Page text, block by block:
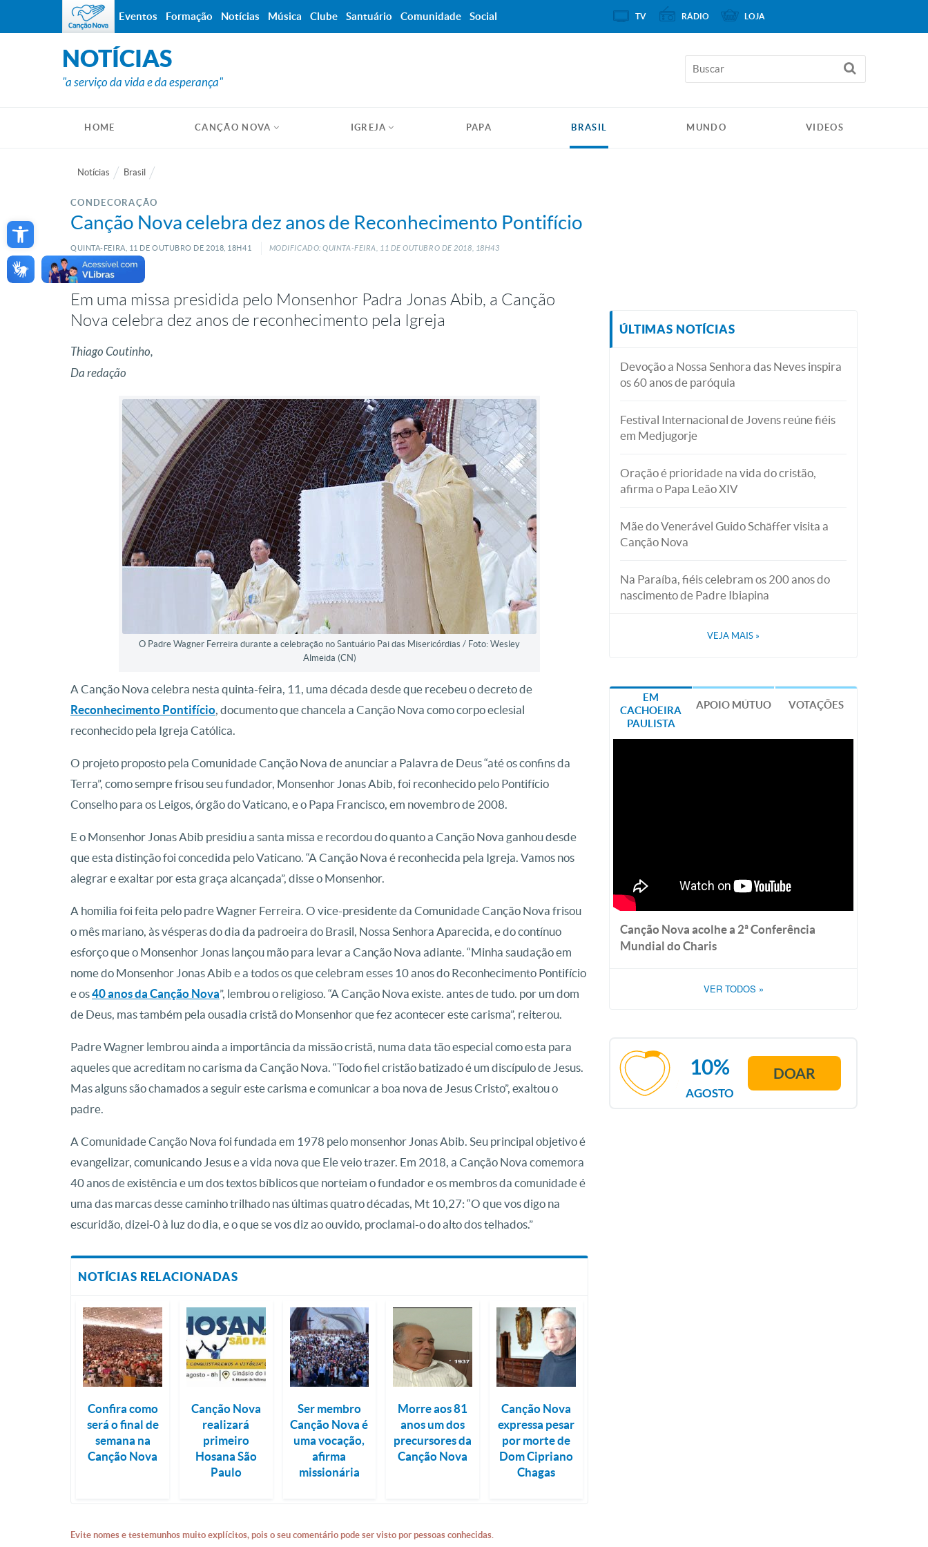
Open toolbar
NOTÍCIAS
"a serviço da vida e da esperança"
HOME CANÇÃO NOVA IGREJA PAPA BRASIL MUNDO VIDEOS
Notícias Brasil
CONDECORAÇÃO
Canção Nova celebra dez anos de Reconhecimento Pontifício
QUINTA-FEIRA, 11 DE OUTUBRO DE 2018, 18H41 MODIFICADO: QUINTA-FEIRA, 11 DEOUTUBRO DE2018, 18H43
Em uma missa presidida pelo Monsenhor Padra Jonas Abib, a Canção
Nova celebra dez anos de reconhecimento pela Igreja
Thiago Coutinho,
Da redação
O Padre Wagner Ferreira durante a celebração no Santuário Pai das Misericórdias / Foto: Wesley
Almeida (CN)
A Canção Nova celebra nesta quinta-feira, 11, uma década desde que recebeu o decreto de
Reconhecimento Pontifício, documento que chancela a Canção Nova como corpo eclesial
reconhecido pela Igreja Católica.
O projeto proposto pela Comunidade Canção Nova de anunciar a Palavra de Deus “até os confins da
Terra”, como sempre frisou seu fundador, Monsenhor Jonas Abib, foi reconhecido pelo Pontifício
Conselho para os Leigos, órgão do Vaticano, e o Papa Francisco, em novembro de 2008.
E o Monsenhor Jonas Abib presidiu a santa missa e recordou do quanto a Canção Nova ganhou desde
que esta distinção foi concedida pelo Vaticano. “A Canção Nova é reconhecida pela Igreja. Vamos nos
alegrar e exaltar por esta graça alcançada”, disse o Monsenhor.
A homilia foi feita pelo padre Wagner Ferreira. O vice-presidente da Comunidade Canção Nova frisou
o mês mariano, às vésperas do dia da padroeira do Brasil, Nossa Senhora Aparecida, e do contínuo
esforço que o Monsenhor Jonas lançou mão para levar a Canção Nova adiante. “Minha saudação em
nome do Monsenhor Jonas Abib e a todos os que celebram esses 10 anos do Reconhecimento Pontifício
e os40 anos da Canção Nova”, lembrou o religioso. “A Canção Nova existe. antes de tudo. por um dom
de Deus, mas também pela ousadia cristã do Monsenhor que fez acontecer este carisma”, reiterou.
Padre Wagner lembrou ainda a importância da missão cristã, numa data tão especial como esta para
aqueles que acreditam no carisma da Canção Nova. “Todo fiel cristão batizado é um discípulo de Jesus.
Mas alguns são chamados a seguir este carisma e comunicar a boa nova de Jesus Cristo”, exaltou o
padre.
A Comunidade Canção Nova foi fundada em 1978 pelo monsenhor Jonas Abib. Seu principal objetivo é
evangelizar, comunicando Jesus e a vida nova que Ele veio trazer. Em 2018, a Canção Nova comemora
40 anos de existência e um dos textos bíblicos que norteiam o fundador e os membros da comunidade é
uma das marcas desse caminho trilhado nas últimas quatro décadas, Mt 10,27: “O que vos digo na
escuridão, dizei-0 à luz do dia, e o que se vos diz ao ouvido, proclamai-o do alto dos telhados.”
NOTÍCIAS RELACIONADAS
Confira como
será o final de
semana na
Canção Nova
Canção Nova
realizará
primeiro
Hosana São
Paulo
Ser membro
Canção Nova é
uma vocação,
afirma
missionária
Morre aos 81
anos um dos
precursores da
Canção Nova
Canção Nova
expressa pesar
por morte de
Dom Cipriano
Chagas
Evite nomes e testemunhos muito explícitos, pois o seu comentário pode ser visto por pessoas conhecidas.
ÚLTIMAS NOTÍCIAS
Devoção a Nossa Senhora das Neves inspira
os 60 anos de paróquia
Festival Internacional de Jovens reúne fiéis
em Medjugorje
Oração é prioridade na vida do cristão,
afirma o Papa Leão XIV
Mãe do Venerável Guido Schäffer visita a
Canção Nova
Na Paraíba, fiéis celebram os 200 anos do
nascimento de Padre Ibiapina
VEJA MAIS »
EM
CACHOEIRA
PAULISTA
APOIO MÚTUO VOTAÇÕES
Canção Nova acolhe a 2ª Conferência
Mundial do Charis
VER TODOS »
AGOSTO
10% DOAR
Eventos Formação Notícias Música Clube Santuário Comunidade Social TV RÁDIO LOJA